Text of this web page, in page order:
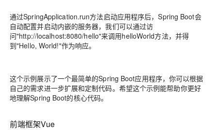
通过SpringApplication.run方法启动应用程序后，Spring Boot会
自动配置并启动内嵌的服务器，我们可以通过访
问"http://localhost:8080/hello"来调用helloWorld方法，并得
到"Hello, World!"作为响应。
这个示例展示了一个最简单的Spring Boot应用程序，你可以根据
自己的需求进一步扩展和定制代码。希望这个示例能帮助你更好
地理解Spring Boot的核心代码。
前端框架Vue